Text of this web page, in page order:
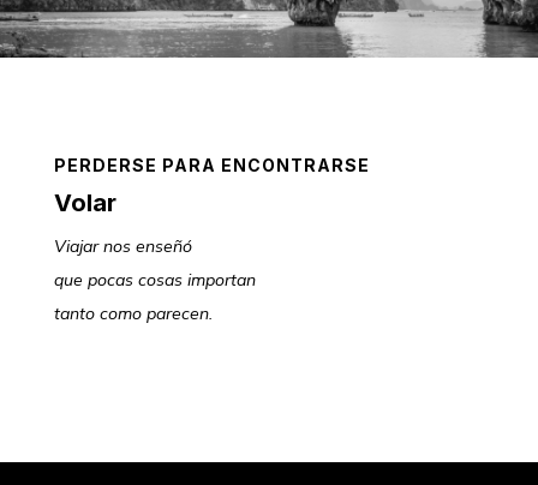
PERDERSE PARA ENCONTRARSE
Volar
Viajar nos enseñó
que pocas cosas importan
tanto como parecen.